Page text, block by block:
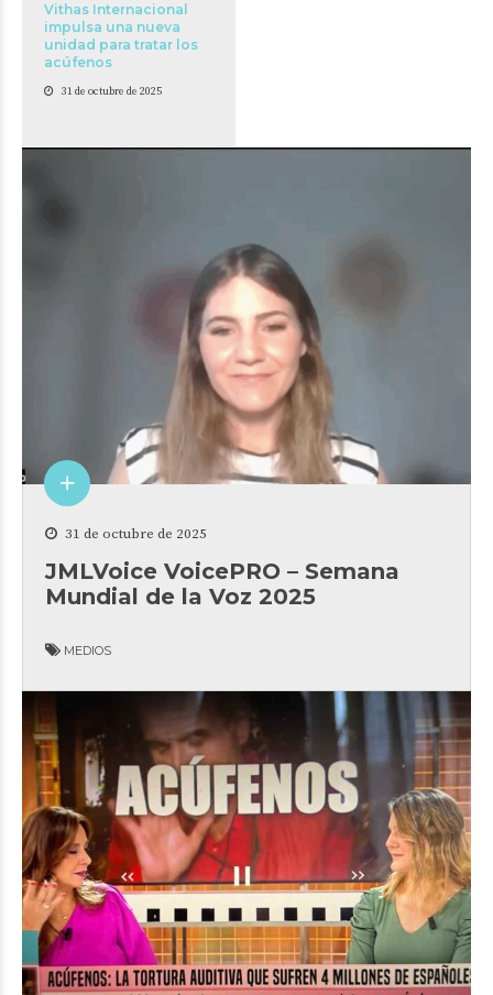
Vithas Internacional
impulsa una nueva
unidad para tratar los
acúfenos
31 de octubre de 2025
31 de octubre de 2025
JMLVoice VoicePRO – Semana
Mundial de la Voz 2025
MEDIOS